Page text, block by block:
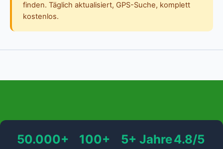
finden. Täglich aktualisiert, GPS-Suche, komplett
kostenlos.
50.000+ 100+ 5+ Jahre4.8/5